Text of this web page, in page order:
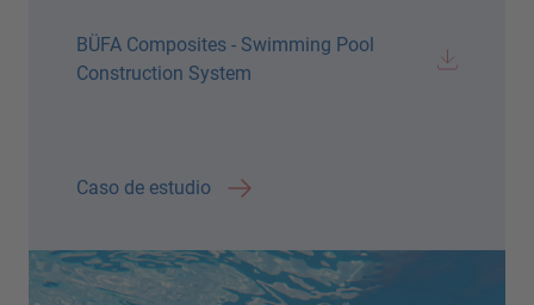
BÜFA Composites - Swimming Pool
Construction System
Caso de estudio